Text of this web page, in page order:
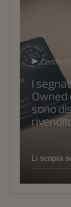
Certified
I
Owned
sono
Li scopra